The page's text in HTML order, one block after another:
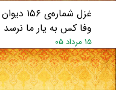
غزل
وفا کس به یار ما نرسد
۱۵ مرداد ۰۵